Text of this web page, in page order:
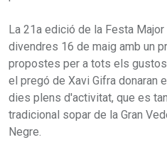
La 21a edició de la Festa
divendres 16 de maig amb un
propostes per a tots els
el pregó de Xavi Gifra donaran
dies plens d'activitat, que es
tradicional sopar de la Gran
Negre.